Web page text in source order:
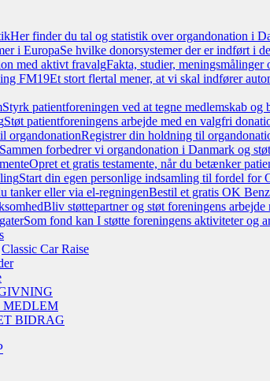
Her finder du tal og statistik over organdonation i
i EuropaSe hvilke donorsystemer der er indført i
med aktivt fravalgFakta, studier,
FM19Et stort flertal mener, at vi skal indfører
Styrk patientforeningen ved at tegne medlemskab og
Støt patientforeningens arbejde med en valgfri
organdonationRegistrer din holdning til
Sammen forbedrer vi organdonation i Danmark og
Opret et gratis testamente, når du betænker
Start din egen personlige indsamling til fordel for
tanker eller via el-regningenBestil et gratis OK
Bliv støttepartner og støt foreningens
Som fond kan I støtte foreningens aktiviteter og
Classic Car Raise
BIDRAG